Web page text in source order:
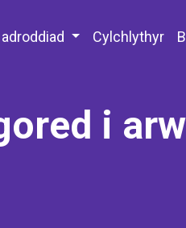
Cylchlythyr
i